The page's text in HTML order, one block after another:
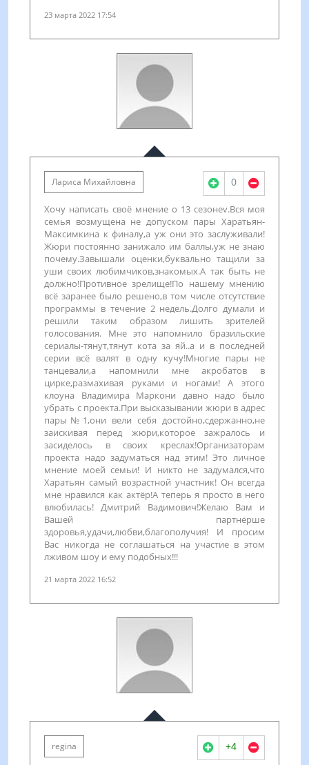
23 марта 2022 17:54
Лариса Михайловна 0
Хочу написать своё мнение о 13 сезонеv.Вся моя
семья возмущена не допуском пары Харатьян-
Максимкина к финалу,а уж они это заслуживали!
Жюри постоянно занижало им баллы,уж не знаю
почему.Завышали оценки,буквально тащили за
уши своих любимчиков,знакомых.А так быть не
должно!Противное зрелище!По нашему мнению
всё заранее было решено,в том числе отсутствие
программы в течение 2 недель.Долго думали и
решили таким образом лишить зрителей
голосования. Мне это напомнило бразильские
сериалы-тянут,тянут кота за яй..а и в последней
серии всё валят в одну кучу!Многие пары не
танцевали,а напомнили мне акробатов в
цирке,размахивая руками и ногами! А этого
клоуна Владимира Маркони давно надо было
убрать с проекта.При высказывании жюри в адрес
пары№1,они вели себя достойно,сдержанно,не
заискивая перед жюри,которое зажралось и
засиделось в своих креслах!Организаторам
проекта надо задуматься над этим! Это личное
мнение моей семьи! И никто не задумался,что
Харатьян самый возрастной участник! Он всегда
мне нравился как актёр!А теперь я просто в него
влюбилась! Дмитрий Вадимович!Желаю Вам и
Вашей партнёрше
здоровья,удачи,любви,благополучия! И просим
Вас никогда не соглашаться на участие в этом
лживом шоу и ему подобных!!!
21 марта 2022 16:52
regina +4